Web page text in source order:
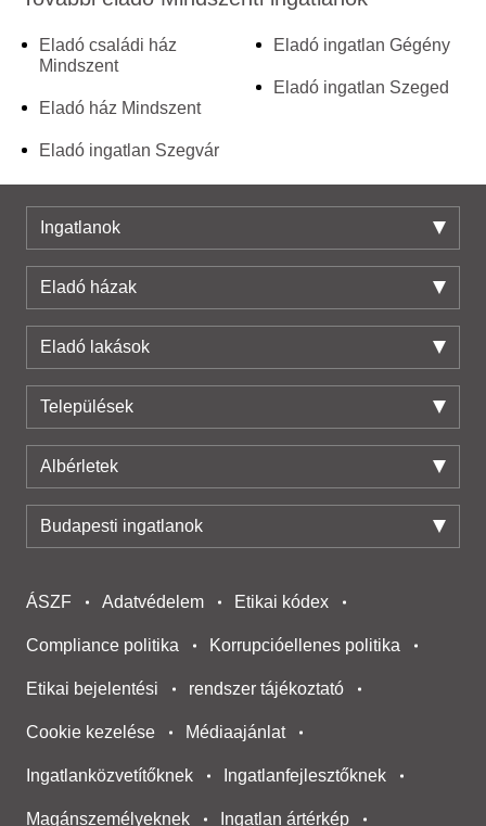
Eladó családi ház
Mindszent
Eladó ház Mindszent
Eladó ingatlan Szegvár
Eladó ingatlan Gégény
Eladó ingatlan Szeged
Ingatlanok
Eladó házak
Eladó lakások
Települések
Albérletek
Budapesti ingatlanok
ÁSZF Adatvédelem Etikai kódex
Compliance politika Korrupcióellenes politika
Etikai bejelentési rendszer tájékoztató
Cookie kezelése Médiaajánlat
Ingatlanközvetítőknek Ingatlanfejlesztőknek
Magánszemélyeknek Ingatlan ártérkép